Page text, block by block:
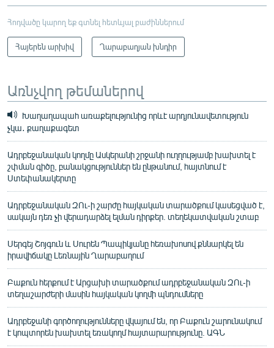
Հոդվածը կարող եք գտնել հետևյալ բաժիններում
Հայերեն արխիվ Ղարաբաղյան խնդիր
Առնչվող թեմաներով
Խաղաղապահ առաքելությունից որևէ արդյունավետություն
չկա․ քաղաքագետ
Ադրբեջանական կողմը Ասկերանի շրջանի ուղղությամբ խախտել է
շփման գիծը, բանակցություններ են ընթանում, հայտնում է
Ստեփանակերտը
Ադրբեջանական ԶՈւ-ի շարժը հայկական տարածքում կասեցված է,
սակայն դեռ չի վերադարձել ելման դիրքեր. տեղեկատվական շտաբ
Սերգեյ Շոյգուն և Սուրեն Պապիկյանը հեռախոսով քննարկել են
իրավիճակը Լեռնային Ղարաբաղում
Բաքուն հերքում է Արցախի տարածքում ադրբեջանական ԶՈւ-ի
տեղաշարժերի մասին հայկական կողմի պնդումները
Ադրբեջանի գործողությունները վկայում են, որ Բաքուն շարունակում
է կոպտորեն խախտել եռակողմ հայտարարությունը. ԱԳՆ